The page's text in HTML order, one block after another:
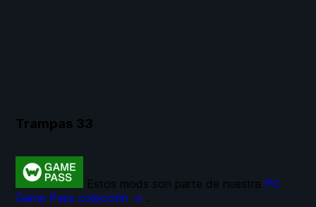
Trampas 33
Estos mods son parte de nuestra PC
Game Pass colección → .